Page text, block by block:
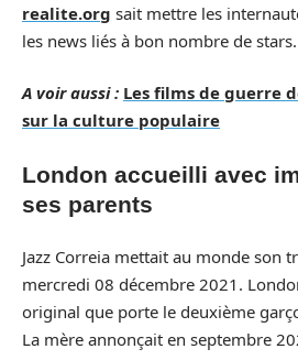
realite.org sait mettre les
les news liés à bon nombre de stars.
A voir aussi : Les films de guerre
sur la culture populaire
London accueilli avec
ses parents
Jazz Correia mettait au monde son
mercredi 08 décembre 2021.
original que porte le deuxième
La mère annonçait en septembre